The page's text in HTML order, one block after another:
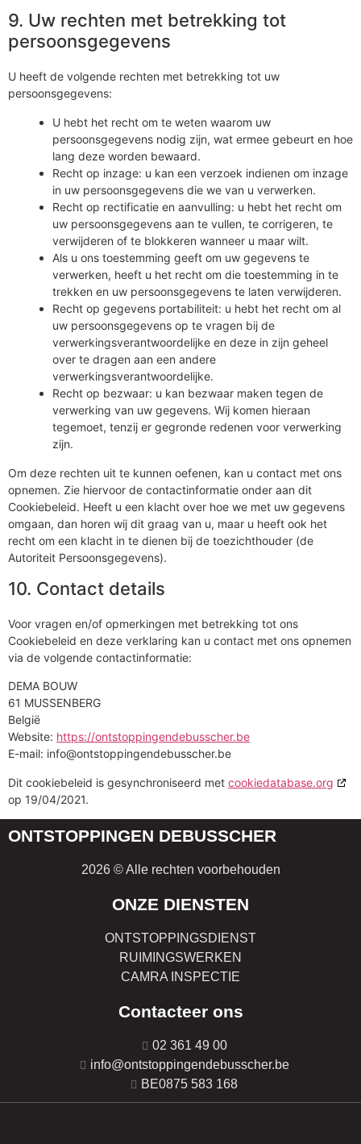
9. Uw rechten met betrekking tot
persoonsgegevens
U heeft de volgende rechten met betrekking tot uw
persoonsgegevens:
U hebt het recht om te weten waarom uw
persoonsgegevens nodig zijn, wat ermee gebeurt en hoe
lang deze worden bewaard.
Recht op inzage: u kan een verzoek indienen om inzage
in uw persoonsgegevens die we van u verwerken.
Recht op rectificatie en aanvulling: u hebt het recht om
uw persoonsgegevens aan te vullen, te corrigeren, te
verwijderen of te blokkeren wanneer u maar wilt.
Als u ons toestemming geeft om uw gegevens te
verwerken, heeft u het recht om die toestemming in te
trekken en uw persoonsgegevens te laten verwijderen.
Recht op gegevens portabiliteit: u hebt het recht om al
uw persoonsgegevens op te vragen bij de
verwerkingsverantwoordelijke en deze in zijn geheel
over te dragen aan een andere
verwerkingsverantwoordelijke.
Recht op bezwaar: u kan bezwaar maken tegen de
verwerking van uw gegevens. Wij komen hieraan
tegemoet, tenzij er gegronde redenen voor verwerking
zijn.
Om deze rechten uit te kunnen oefenen, kan u contact met ons
opnemen. Zie hiervoor de contactinformatie onder aan dit
Cookiebeleid. Heeft u een klacht over hoe we met uw gegevens
omgaan, dan horen wij dit graag van u, maar u heeft ook het
recht om een klacht in te dienen bij de toezichthouder (de
Autoriteit Persoonsgegevens).
10. Contact details
Voor vragen en/of opmerkingen met betrekking tot ons
Cookiebeleid en deze verklaring kan u contact met ons opnemen
via de volgende contactinformatie:
DEMA BOUW
61 MUSSENBERG
België
Website: https://ontstoppingendebusscher.be
E-mail: info@ontstoppingendebusscher.be
Dit cookiebeleid is gesynchroniseerd met cookiedatabase.org
op 19/04/2021.
ONTSTOPPINGEN DEBUSSCHER
2026 © Alle rechten voorbehouden
ONZE DIENSTEN
ONTSTOPPINGSDIENST
RUIMINGSWERKEN
CAMRA INSPECTIE
Contacteer ons
02 361 49 00
info@ontstoppingendebusscher.be
BE0875 583 168